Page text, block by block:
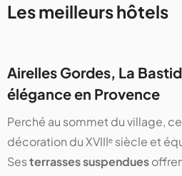
Les meilleurs hôtels
Airelles Gordes, La
élégance en Provence
Perché au sommet du village,
décoration du XVIIIᵉ siècle et
Sesterrasses suspendues